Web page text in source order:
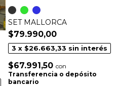
SET MALLORCA
$79.990,00
3 x $26.663,33 sin interés
$67.991,50 con
Transferencia o depósito
bancario